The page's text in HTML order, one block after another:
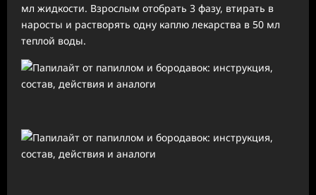
мл жидкости. Взрослым отобрать 3 фазу, втирать в
наросты и растворять одну каплю лекарства в 50 мл
теплой воды.